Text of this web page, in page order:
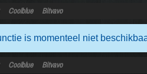
Coolblue Bitvavo
is momenteel niet
Coolblue Bitvavo